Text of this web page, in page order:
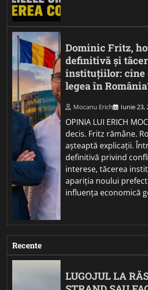
Dominic Fritz,
definitivă și
instituțiilor: cine
legea în
Mocanu Erich Iunie 23,
OPINIA LUI ERICH
decis. Fritz rămâne.
așteaptă explicații.
definitivă privind
interese, tăcerea
apariția noului prefect
influența economică
Recente
LUGOJUL LA